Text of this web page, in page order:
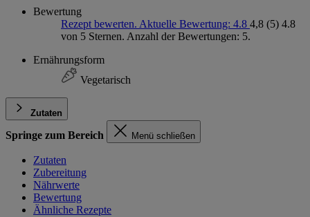
Bewertung
Rezept bewerten. Aktuelle Bewertung: 4.8 4,8 (5) 4.8
von 5 Sternen. Anzahl der Bewertungen: 5.
Ernährungsform
Vegetarisch
Zutaten
Springe zum Bereich Menü schließen
Zutaten
Zubereitung
Nährwerte
Bewertung
Ähnliche Rezepte